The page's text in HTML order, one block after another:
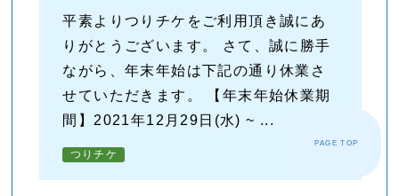
平素よりつりチケをご利用頂き誠にあ
りがとうございます。 さて、誠に勝手
ながら、年末年始は下記の通り休業さ
せていただきます。 【年末年始休業期
間】2021年12月29日(水) ~ ...
つりチケ
PAGE TOP